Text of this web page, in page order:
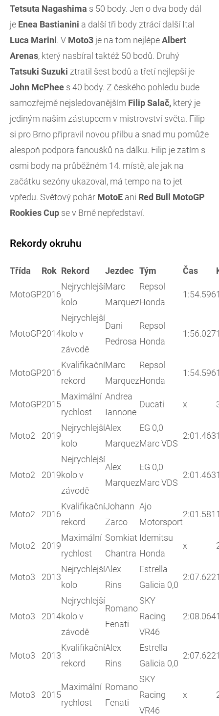
Tetsuta Nagashima s 50 body. Jen o dva body dál
je Enea Bastianini a další tři body ztrácí další Ital
Luca Marini. V Moto3 je na tom nejlépeAlbert
Arenas, který nasbíral taktéž 50 bodů. Druhý
Tatsuki Suzuki ztratil šest bodů a třetí nejlepší je
John McPhee s 40 body. Z českého pohledu bude
samozřejmě nejsledovanějším Filip Salač, který je
jediným našim zástupcem v mistrovství světa. Filip
si pro Brno připravil novou přilbu a snad mu pomůže
alespoň podpora fanoušků na dálku. Filip je zatím s
osmi body na průběžném 14. místě, ale jak na
začátku sezóny ukazoval, má tempo na to jet
vpředu. Světový pohár MotoE ani Red Bull MotoGP
Rookies Cup se v Brně nepředstaví.
Rekordy okruhu
Třída Rok Rekord Jezdec Tým Čas
MotoGP2016
Nejrychlejší
kolo
Marc
Marquez
Repsol
Honda
1:54.596
MotoGP2014
Nejrychlejší
kolo v
závodě
Dani
Pedrosa
Repsol
Honda
1:56.027
MotoGP2016
Kvalifikační
rekord
Marc
Marquez
Repsol
Honda
1:54.596
MotoGP2015
Maximální
rychlost
Andrea
Iannone
Ducati x
Moto2 2019
Nejrychlejší
kolo
Alex
Marquez
EG 0,0
Marc VDS
2:01.463
Moto2 2019
Nejrychlejší
kolo v
závodě
Alex
Marquez
EG 0,0
Marc VDS
2:01.463
Moto2 2016
Kvalifikační
rekord
Johann
Zarco
Ajo
Motorsport
2:01.581
Moto2 2019
Maximální
rychlost
Somkiat
Chantra
Idemitsu
Honda
x
Moto3 2013
Nejrychlejší
kolo
Alex
Rins
Estrella
Galicia 0,0
2:07.622
Moto3 2014
Nejrychlejší
kolo v
závodě
Romano
Fenati
SKY
Racing
VR46
2:08.064
Moto3 2013
Kvalifikační
rekord
Alex
Rins
Estrella
Galicia 0,0
2:07.622
Moto3 2015
Maximální
rychlost
Romano
Fenati
SKY
Racing
VR46
x